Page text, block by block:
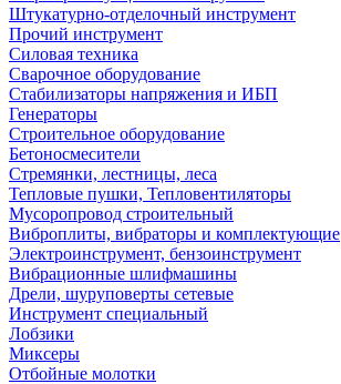
Штукатурно-отделочный инструмент
Прочий инструмент
Силовая техника
Сварочное оборудование
Стабилизаторы напряжения и ИБП
Генераторы
Строительное оборудование
Бетоносмесители
Стремянки, лестницы, леса
Тепловые пушки, Тепловентиляторы
Мусоропровод строительный
Виброплиты, вибраторы и комплектующие
Электроинструмент, бензоинструмент
Вибрационные шлифмашины
Дрели, шуруповерты сетевые
Инструмент специальный
Лобзики
Миксеры
Отбойные молотки